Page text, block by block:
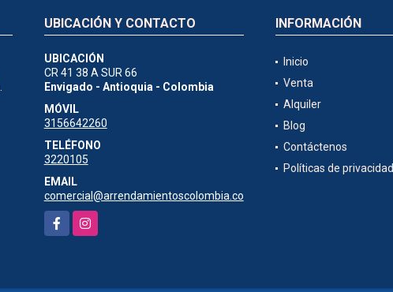
UBICACIÓN Y CONTACTO
UBICACIÓN
CR 41 38 A SUR 66
Envigado - Antioquia - Colombia
MÓVIL
3156642260
TELÉFONO
3220105
EMAIL
comercial@arrendamientoscolombia.co
FacebookInstagram
INFORMACIÓN
Inicio
Venta
Alquiler
Blog
Contáctenos
Políticas de privacidad